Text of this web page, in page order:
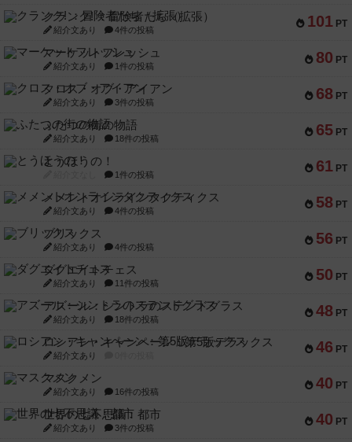
101 PT
クランク! ：冒険者たち（拡張）
紹介文あり 4件の投稿
80 PT
マーケットフレッシュ
紹介文あり 1件の投稿
68 PT
クロス・オブ・アイアン
紹介文あり 3件の投稿
65 PT
ふたつの街の物語
紹介文あり 18件の投稿
61 PT
とうほうの！
1件の投稿
58 PT
メメントオンラインタクティクス
紹介文あり 4件の投稿
56 PT
ブリックス
紹介文あり 4件の投稿
50 PT
ダグエイトチェス
紹介文あり 11件の投稿
48 PT
アズール：シントラのステンドグラス
紹介文あり 18件の投稿
46 PT
ロシアン・キャンペーン：第5版デラックス
紹介文あり
40 PT
マスクメン
紹介文あり 16件の投稿
40 PT
世界の七不思議：都市
紹介文あり 3件の投稿